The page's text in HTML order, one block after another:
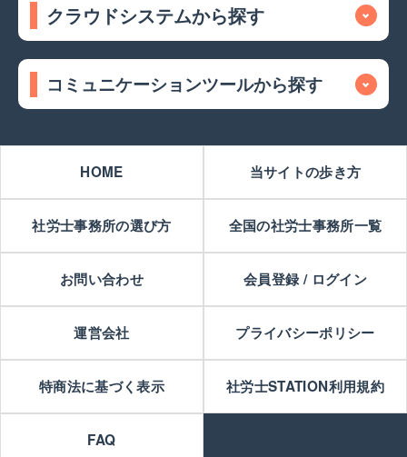
クラウドシステムから探す
コミュニケーションツールから探す
HOME 当サイトの歩き方
社労士事務所の選び方 全国の社労士事務所一覧
お問い合わせ 会員登録 / ログイン
運営会社 プライバシーポリシー
特商法に基づく表示 社労士STATION利用規約
FAQ